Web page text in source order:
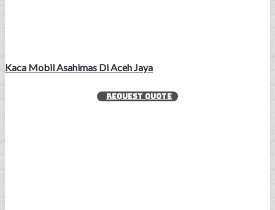
Kaca Mobil Asahimas Di Aceh Jaya
REQUEST QUOTE